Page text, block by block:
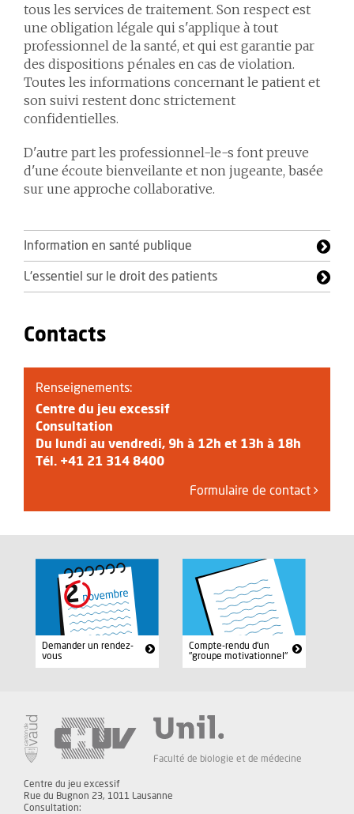
tous les services de traitement. Son respect est
une obligation légale qui s'applique à tout
professionnel de la santé, et qui est garantie par
des dispositions pénales en cas de violation.
Toutes les informations concernant le patient et
son suivi restent donc strictement
confidentielles.
D'autre part les professionnel-le-s font preuve
d'une écoute bienveilante et non jugeante, basée
sur une approche collaborative.
Information en santé publique
L'essentiel sur le droit des patients
Contacts
Renseignements:
Centre du jeu excessif
Consultation
Du lundi au vendredi, 9h à 12h et 13h à 18h
Tél. +41 21 314 8400
Formulaire de contact
Demander un rendez-
vous
Compte-rendu d'un
"groupe motivationnel"
Faculté de biologie et de médecine
Centre du jeu excessif
Rue du Bugnon 23, 1011 Lausanne
Consultation: